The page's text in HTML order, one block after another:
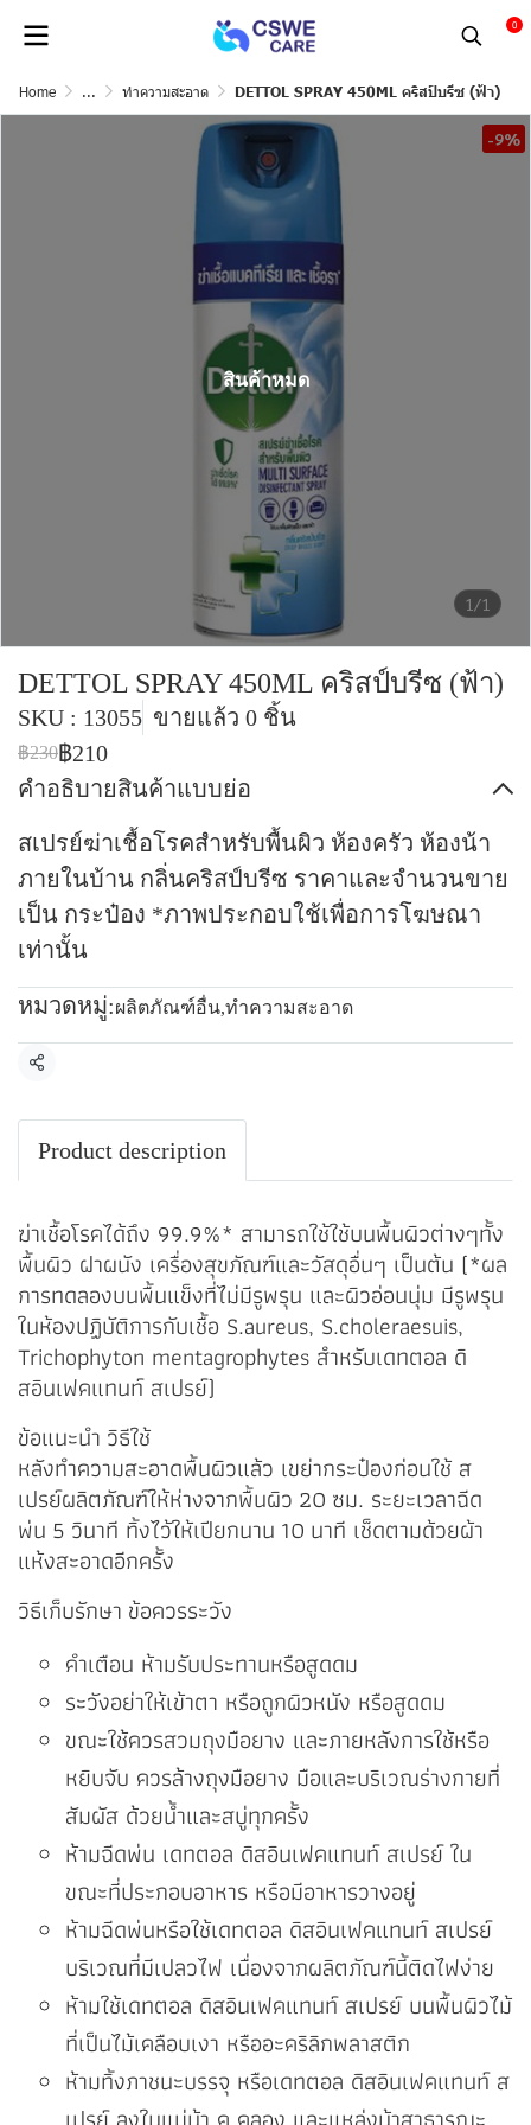
0
Home ... ทำความสะอาด DETTOL SPRAY 450ML คริสป์บรีซ (ฟ้า)
1/1
-9%
สินค้าหมด
DETTOL SPRAY 450ML คริสป์บรีซ (ฟ้า)
SKU : 13055 ขายแล้ว 0 ชิ้น
฿230฿210
คำอธิบายสินค้าแบบย่อ
สเปรย์ฆ่าเชื้อโรคสำหรับพื้นผิว ห้องครัว ห้องน้า
ภายในบ้าน กลิ่นคริสป์บรีซ ราคาและจำนวนขาย
เป็น กระป๋อง *ภาพประกอบใช้เพื่อการโฆษณา
เท่านั้น
หมวดหมู่:ผลิตภัณฑ์อื่น,ทำความสะอาด
แชร์
Product description
ฆ่าเชื้อโรคได้ถึง 99.9%* สามารถใช้ใช้บนพื้นผิวต่างๆทั้ง
พื้นผิว ฝาผนัง เครื่องสุขภัณฑ์และวัสดุอื่นๆ เป็นต้น (*ผล
การทดลองบนพื้นแข็งที่ไม่มีรูพรุน และผิวอ่อนนุ่ม มีรูพรุน
ในห้องปฏิบัติการกับเชื้อ S.aureus, S.choleraesuis,
Trichophyton mentagrophytes สำหรับเดทตอล ดิ
สอินเฟคแทนท์ สเปรย์)
ข้อแนะนำ วิธีใช้
หลังทำความสะอาดพื้นผิวแล้ว เขย่ากระป๋องก่อนใช้ ส
เปรย์ผลิตภัณฑ์ให้ห่างจากพื้นผิว 20 ซม. ระยะเวลาฉีด
พ่น 5 วินาที ทิ้งไว้ให้เปียกนาน 10 นาที เช็ดตามด้วยผ้า
แห้งสะอาดอีกครั้ง
วิธีเก็บรักษา ข้อควรระวัง
คำเตือน ห้ามรับประทานหรือสูดดม
ระวังอย่าให้เข้าตา หรือถูกผิวหนัง หรือสูดดม
ขณะใช้ควรสวมถุงมือยาง และภายหลังการใช้หรือ
หยิบจับ ควรล้างถุงมือยาง มือและบริเวณร่างกายที่
สัมผัส ด้วยน้ำและสบู่ทุกครั้ง
ห้ามฉีดพ่น เดทตอล ดิสอินเฟคแทนท์ สเปรย์ ใน
ขณะที่ประกอบอาหาร หรือมีอาหารวางอยู่
ห้ามฉีดพ่นหรือใช้เดทตอล ดิสอินเฟคแทนท์ สเปรย์
บริเวณที่มีเปลวไฟ เนื่องจากผลิตภัณฑ์นี้ติดไฟง่าย
ห้ามใช้เดทตอล ดิสอินเฟคแทนท์ สเปรย์ บนพื้นผิวไม้
ที่เป็นไม้เคลือบเงา หรืออะคริลิกพลาสติก
ห้ามทิ้งภาชนะบรรจุ หรือเดทตอล ดิสอินเฟคแทนท์ ส